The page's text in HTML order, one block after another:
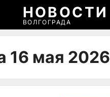
НОВОСТИ
ВОЛГОГРАДА
16 мая 2026